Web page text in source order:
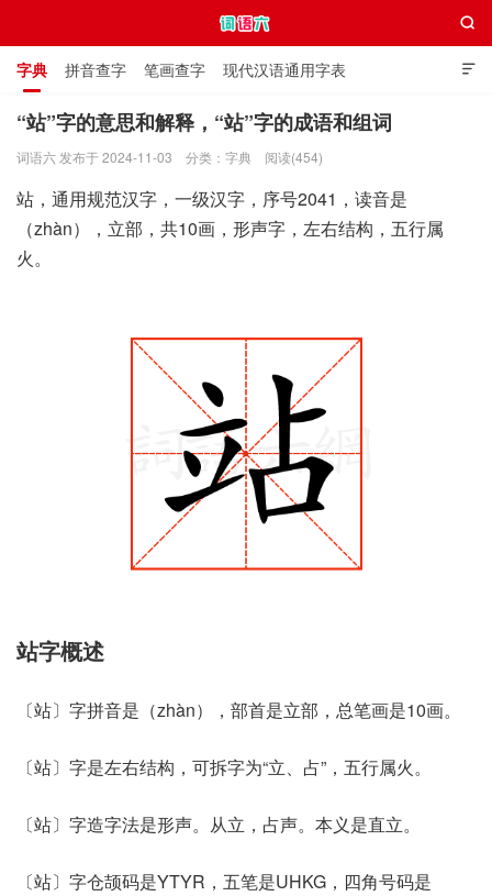

字典 拼音查字 笔画查字 现代汉语通用字表
通用规范汉字表 叠字大全 独体字大全 极简英语词典

“站”字的意思和解释，“站”字的成语和组词
词语六 发布于 2024-11-03 分类： 字典 阅读(454)
站，通用规范汉字，一级汉字，序号2041，读音是
（zhàn），立部，共10画，形声字，左右结构，五行属
火。
站字概述
〔站〕字拼音是（zhàn），部首是立部，总笔画是10画。
〔站〕字是左右结构，可拆字为“立、占”，五行属火。
〔站〕字造字法是形声。从立，占声。本义是直立。
〔站〕字仓颉码是YTYR，五笔是UHKG，四角号码是